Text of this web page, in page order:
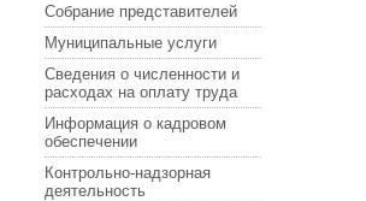
Собрание представителей
Муниципальные услуги
Сведения о численности и
расходах на оплату труда
Информация о кадровом
обеспечении
Контрольно-надзорная
деятельность